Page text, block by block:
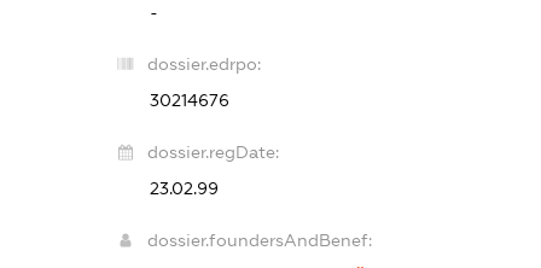
-
dossier.edrpo:
30214676
dossier.regDate:
23.02.99
dossier.foundersAndBenef: